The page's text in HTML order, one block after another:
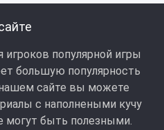
популярной игры
большую популярность
сайте вы можете
с наполнеными кучу
могут быть полезными.